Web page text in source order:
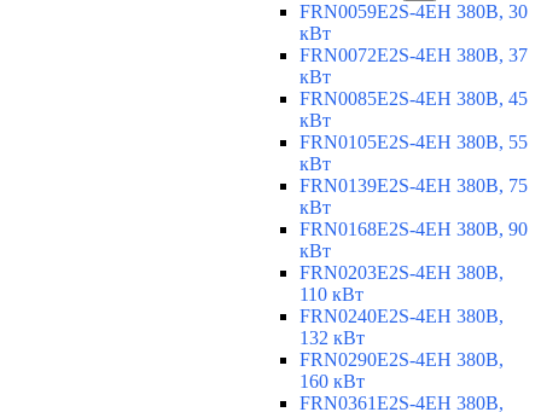
FRN0059E2S-4EH 380В, 30
кВт
FRN0072E2S-4EH 380В, 37
кВт
FRN0085E2S-4EH 380В, 45
кВт
FRN0105E2S-4EH 380В, 55
кВт
FRN0139E2S-4EH 380В, 75
кВт
FRN0168E2S-4EH 380В, 90
кВт
FRN0203E2S-4EH 380В,
110 кВт
FRN0240E2S-4EH 380В,
132 кВт
FRN0290E2S-4EH 380В,
160 кВт
FRN0361E2S-4EH 380В,